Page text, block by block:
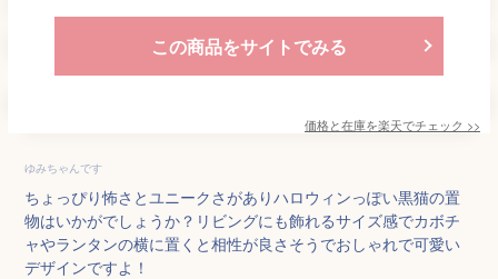
この商品をサイトでみる
価格と在庫を楽天でチェック >>
ゆみちゃんです
ちょっぴり怖さとユニークさがありハロウィンっぽい黒猫の置
物はいかがでしょうか？リビングにも飾れるサイズ感でカボチ
ャやランタンの横に置くと相性が良さそうでおしゃれで可愛い
デザインですよ！